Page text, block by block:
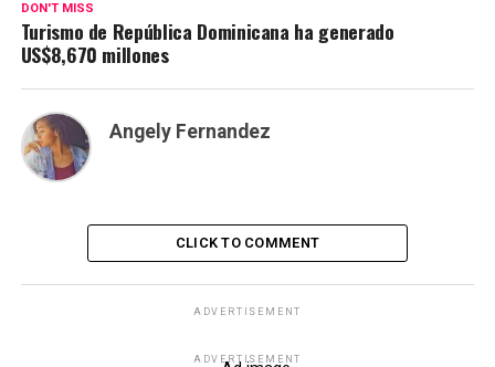
DON'T MISS
Turismo de República Dominicana ha generado
US$8,670 millones
Angely Fernandez
CLICK TO COMMENT
ADVERTISEMENT
ADVERTISEMENT